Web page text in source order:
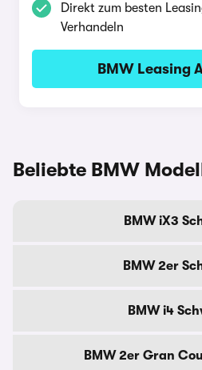
Direkt zum besten
Verhandeln
BMW Leasing
Beliebte BMW
BMW iX3
BMW 2er
BMW i4
BMW 2er Gran